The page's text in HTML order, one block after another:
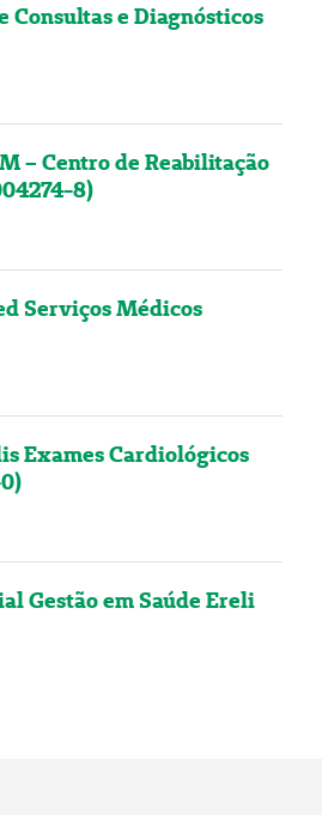
e Diagnósticos
– Centro de Reabilitação
8)
Serviços Médicos
Exames Cardiológicos
Gestão em Saúde Ereli